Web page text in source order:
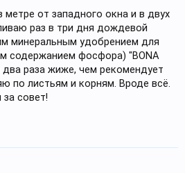
от западного окна и в двух
раз в три дня дождевой
минеральным удобрением для
содержанием фосфора) "BONA
два раза жиже, чем рекомендует
по листьям и корням. Вроде всё.
совет!